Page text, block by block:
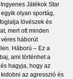
Játékok Star
olyan sportág,
lövészek és
mert ott minden
háborút
Háború – Ez a
ami történhet a
hagyja, hogy az
az agresszió és